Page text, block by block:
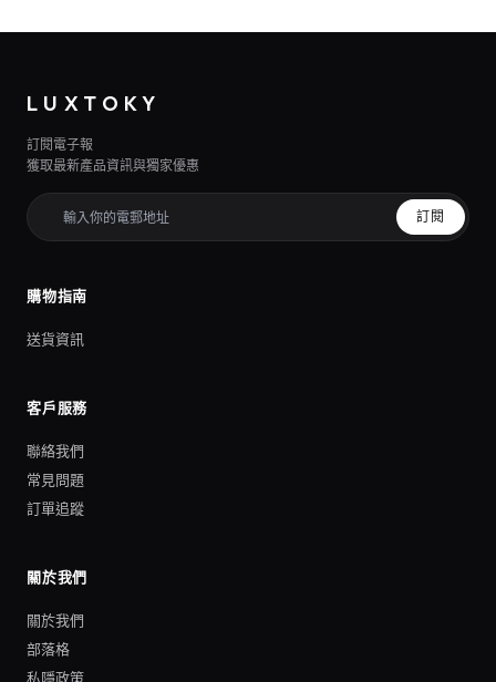
LUXTOKY
訂閱電子報
獲取最新產品資訊與獨家優惠
訂閱
購物指南
送貨資訊
客戶服務
聯絡我們
常見問題
訂單追蹤
關於我們
關於我們
部落格
私隱政策